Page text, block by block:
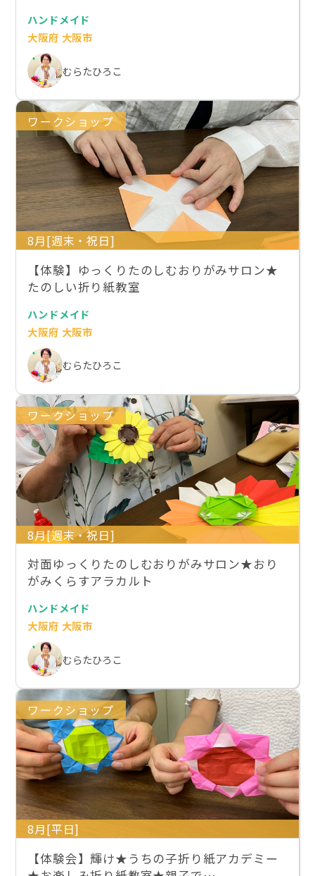
ハンドメイド
大阪府 大阪市
むらたひろこ
ワークショップ
8月[週末・祝日]
【体験】ゆっくりたのしむおりがみサロン★
たのしい折り紙教室
ハンドメイド
大阪府 大阪市
むらたひろこ
ワークショップ
8月[週末・祝日]
対面ゆっくりたのしむおりがみサロン★おり
がみくらすアラカルト
ハンドメイド
大阪府 大阪市
むらたひろこ
ワークショップ
8月[平日]
【体験会】輝け★うちの子折り紙アカデミー